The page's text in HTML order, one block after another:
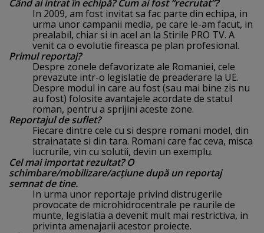
Când ai intrat în echipă? Cum ai fost “recrutat”?
In 2009, am fost invitat sa fac parte din echipa, in
urma unor campanii media, pe care le-am facut, in
prealabil, chiar si in acel an la Stirile PRO TV. A
venit ca o evolutie fireasca pe plan profesional.
Primul reportaj?
Despre zonele defavorizate ale Romaniei, cele
prevazute intr-o legislatie de preaderare la UE.
Despre modul in care au fost (sau mai bine zis nu
au fost) folosite avantajele acordate de statul
roman, pentru a sprijini aceste zone.
Reportajul de suflet?
Fiecare dintre cele cu si despre romani model, din
strainatate si din tara. Romani care fac ceva, misca
lucrurile, vin cu solutii, devin un exemplu.
Cel mai importat rezultat? O
schimbare/mobilizare/acţiune după un reportaj
semnat de tine.
In urma unor reportaje privind distrugerile
provocate de microhidrocentrale pe raurile de
munte, legislatia a devenit mult mai restrictiva, in
privinta amenajarii acestor proiecte.